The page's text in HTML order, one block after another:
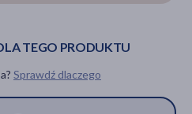
TEGO PRODUKTU
Sprawdź dlaczego